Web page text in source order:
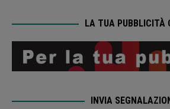
LA TUA PUBBLICITÀ
INVIA